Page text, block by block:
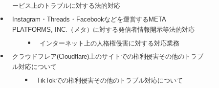
ービス上のトラブルに対する法的対応
Instagram・Threads・Facebookなどを運営するMETA
PLATFORMS, INC.（メタ）に対する発信者情報開示等法的対応
インターネット上の人格権侵害に対する対応業務
クラウドフレア(Cloudflare)上のサイトでの権利侵害その他のトラブ
ル対応について
TikTokでの権利侵害その他のトラブル対応について